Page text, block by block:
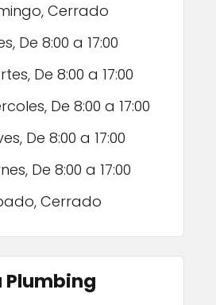
Cerrado
De 8:00 a 17:00
De 8:00 a 17:00
De 8:00 a 17:00
De 8:00 a 17:00
De 8:00 a 17:00
Cerrado
Plumbing